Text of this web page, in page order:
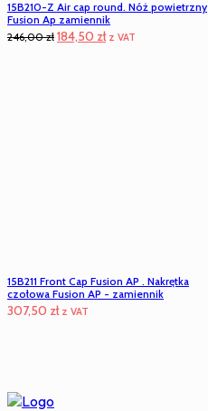
15B210-Z Air cap round. Nóż powietrzny
Fusion Ap zamiennik
246,00zł Pierwotna
184,50 złAktualna
z VAT
15B211 Front Cap Fusion AP . Nakrętka
czołowa Fusion AP - zamiennik
307,50 zł z VAT